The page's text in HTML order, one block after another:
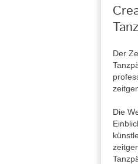
Der
Die